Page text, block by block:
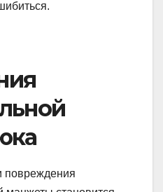
повреждения